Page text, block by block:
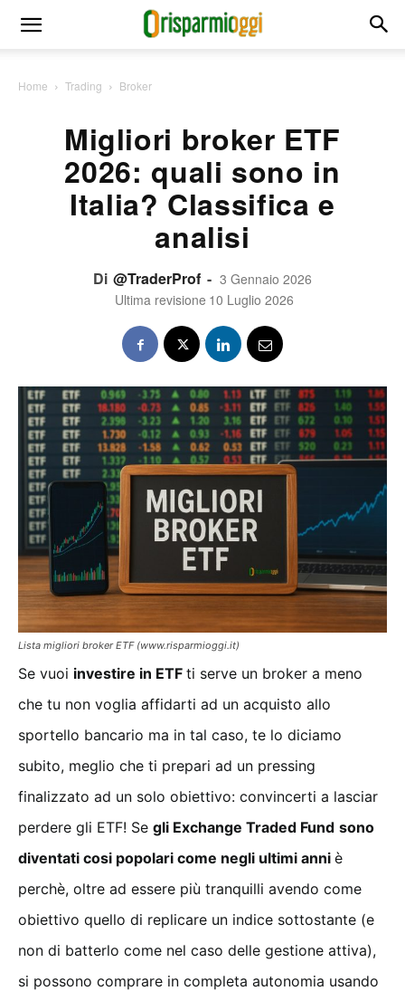
Home Trading Broker
Migliori broker ETF
2026: quali sono in
Italia? Classifica e
analisi
Di @TraderProf - 3 Gennaio 2026
Ultima revisione 10 Luglio 2026
Lista migliori broker ETF (www.risparmioggi.it)
Se vuoi investire in ETF ti serve un broker a meno
che tu non voglia affidarti ad un acquisto allo
sportello bancario ma in tal caso, te lo diciamo
subito, meglio che ti prepari ad un pressing
finalizzato ad un solo obiettivo: convincerti a lasciar
perdere gli ETF! Se gli Exchange Traded Fund sono
diventati cosi popolari come negli ultimi anni è
perchè, oltre ad essere più tranquilli avendo come
obiettivo quello di replicare un indice sottostante (e
non di batterlo come nel caso delle gestione attiva),
si possono comprare in completa autonomia usando